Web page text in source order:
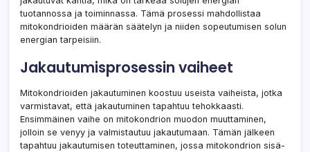
tuotannossa ja toiminnassa. Tämä prosessi mahdollistaa
mitokondrioiden määrän säätelyn ja niiden sopeutumisen solun
energian tarpeisiin.
Jakautumisprosessin vaiheet
Mitokondrioiden jakautuminen koostuu useista vaiheista, jotka
varmistavat, että jakautuminen tapahtuu tehokkaasti.
Ensimmäinen vaihe on mitokondrion muodon muuttaminen,
jolloin se venyy ja valmistautuu jakautumaan. Tämän jälkeen
tapahtuu jakautumisen toteuttaminen, jossa mitokondrion sisä-